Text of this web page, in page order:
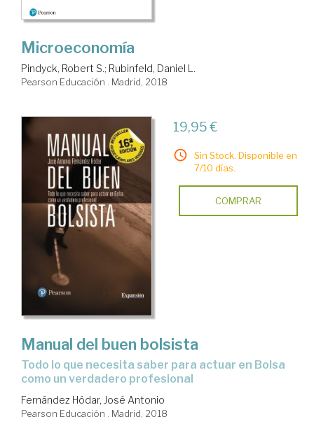
Microeconomía
Pindyck, Robert S.; Rubinfeld, Daniel L.
Pearson Educación . Madrid, 2018
19,95 €
Sin Stock. Disponible en
7/10 días.
COMPRAR
Manual del buen bolsista
todo lo que necesita saber para actuar en Bolsa
como un verdadero profesional
Fernández Hódar, José Antonio
Pearson Educación . Madrid, 2018